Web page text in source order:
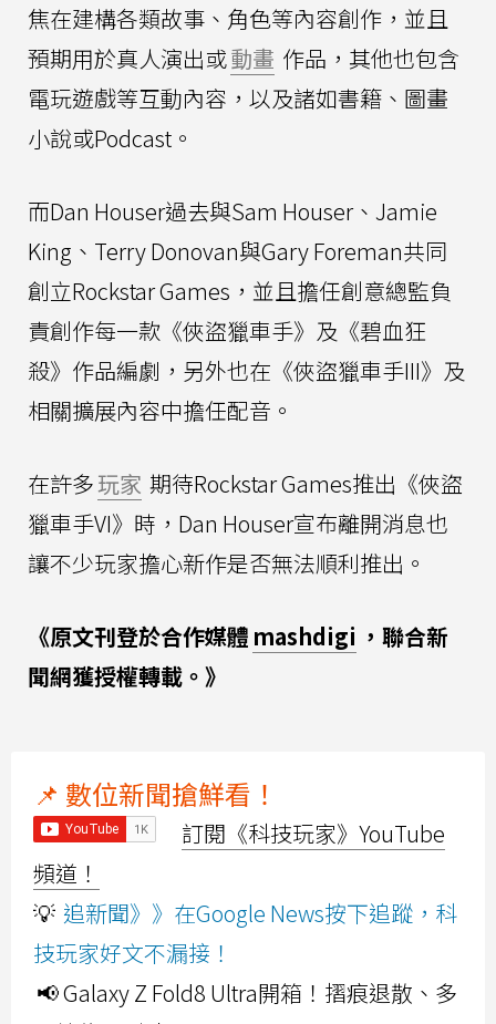
焦在建構各類故事、角色等內容創作，並且
預期用於真人演出或動畫 作品，其他也包含
電玩遊戲等互動內容，以及諸如書籍、圖畫
小說或Podcast。
而Dan Houser過去與Sam Houser、Jamie
King、Terry Donovan與Gary Foreman共同
創立Rockstar Games，並且擔任創意總監負
責創作每一款《俠盜獵車手》及《碧血狂
殺》作品編劇，另外也在《俠盜獵車手III》及
相關擴展內容中擔任配音。
在許多玩家 期待Rockstar Games推出《俠盜
獵車手VI》時，Dan Houser宣布離開消息也
讓不少玩家擔心新作是否無法順利推出。
《原文刊登於合作媒體 mashdigi ，聯合新
聞網獲授權轉載。》
📌 數位新聞搶鮮看！
訂閱《科技玩家》YouTube
頻道！
💡 追新聞》》在Google News按下追蹤，科
技玩家好文不漏接！
📢 Galaxy Z Fold8 Ultra開箱！摺痕退散、多